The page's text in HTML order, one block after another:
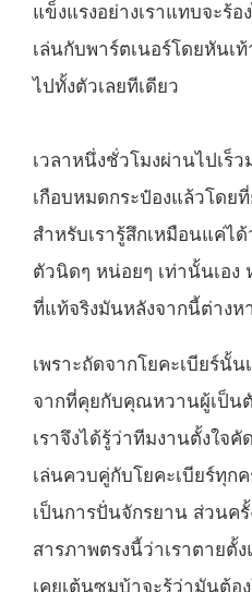
แข็งแรงอย่างเราแทบจะร้
เล่นกับพาร์ตเนอร์โดยหันเ
ไปทั้งตัวเลยทีเดียว
เวลาหนึ่งชั่วโมงผ่านไปเร็ว
เกือบหมดกระป๋องแล้วโดย
สำหรับเรารู้สึกเหมือนแค่ไ
ตัวนิดๆ หน่อยๆ เท่านั้นเอง
ที่แท้จริงมันหลังจากนี้ต่าง
เพราะถัดจากโยคะเบียร์นั้
จากที่คุยกับคุณหวานผู้เป็น
เราจึงได้รู้ว่าทีมงานตั้งใจ
เล่นควบคู่กับโยคะเบียร์ทุก
เป็นการปั่นจักรยาน ส่วนค
สารภาพตรงนี้ว่าเราตายตั้
เคยเต้นซุมบ้าจะรู้ว่ามันต้อ